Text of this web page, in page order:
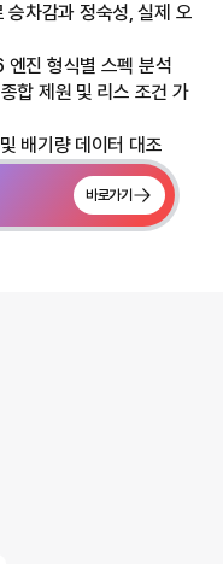
차감과 정숙성, 실제 오
진 형식별 스펙 분석
제원 및 리스 조건 가
배기량 데이터 대조
바로가기